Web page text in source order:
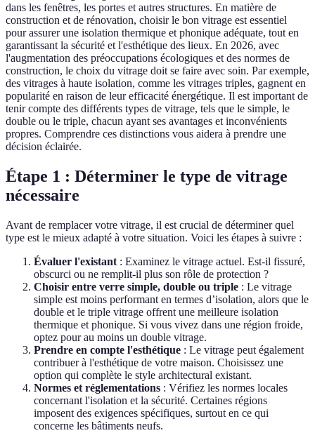
dans les fenêtres, les portes et autres structures. En matière de
construction et de rénovation, choisir le bon vitrage est essentiel
pour assurer une isolation thermique et phonique adéquate, tout en
garantissant la sécurité et l'esthétique des lieux. En 2026, avec
l'augmentation des préoccupations écologiques et des normes de
construction, le choix du vitrage doit se faire avec soin. Par exemple,
des vitrages à haute isolation, comme les vitrages triples, gagnent en
popularité en raison de leur efficacité énergétique. Il est important de
tenir compte des différents types de vitrage, tels que le simple, le
double ou le triple, chacun ayant ses avantages et inconvénients
propres. Comprendre ces distinctions vous aidera à prendre une
décision éclairée.
Étape 1 : Déterminer le type de vitrage
nécessaire
Avant de remplacer votre vitrage, il est crucial de déterminer quel
type est le mieux adapté à votre situation. Voici les étapes à suivre :
Évaluer l'existant : Examinez le vitrage actuel. Est-il fissuré,
obscurci ou ne remplit-il plus son rôle de protection ?
Choisir entre verre simple, double ou triple : Le vitrage
simple est moins performant en termes d’isolation, alors que le
double et le triple vitrage offrent une meilleure isolation
thermique et phonique. Si vous vivez dans une région froide,
optez pour au moins un double vitrage.
Prendre en compte l'esthétique : Le vitrage peut également
contribuer à l'esthétique de votre maison. Choisissez une
option qui complète le style architectural existant.
Normes et réglementations : Vérifiez les normes locales
concernant l'isolation et la sécurité. Certaines régions
imposent des exigences spécifiques, surtout en ce qui
concerne les bâtiments neufs.